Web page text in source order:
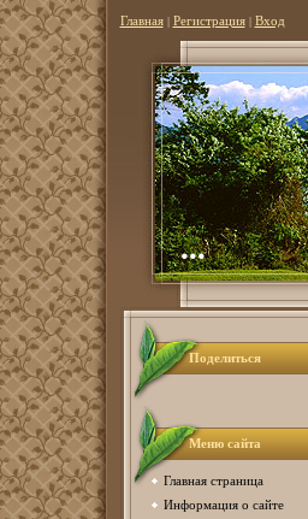
Главная| Регистрация| Вход
...
Поделиться
Меню сайта
Главная страница
Информация о сайте